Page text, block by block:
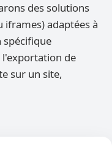
des solutions
adaptées à
spécifique
l'exportation de
sur un site,